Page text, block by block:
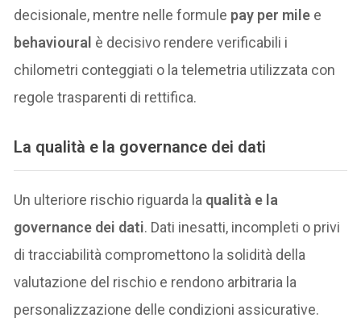
decisionale, mentre nelle formule pay per mile e
behavioural è decisivo rendere verificabili i
chilometri conteggiati o la telemetria utilizzata con
regole trasparenti di rettifica.
La qualità e la governance dei dati
Un ulteriore rischio riguarda la qualità e la
governance dei dati. Dati inesatti, incompleti o privi
di tracciabilità compromettono la solidità della
valutazione del rischio e rendono arbitraria la
personalizzazione delle condizioni assicurative.